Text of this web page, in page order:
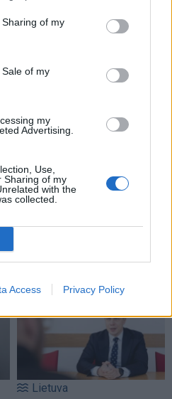
of my
of my
my
Advertising.
Use,
Sharing of my
with the
collected.
Access Privacy Policy
Ugniagesiai dėl audros
50 kartų
Lietuva
Lietuva